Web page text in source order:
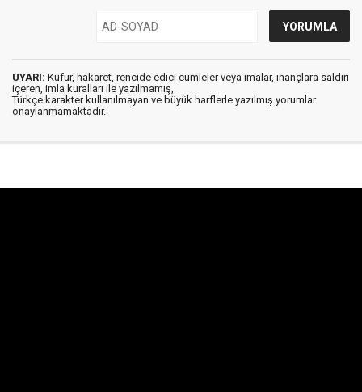
UYARI: Küfür, hakaret, rencide edici cümleler veya imalar, inançlara saldırı
içeren, imla kuralları ile yazılmamış,
Türkçe karakter kullanılmayan ve büyük harflerle yazılmış yorumlar
onaylanmamaktadır.